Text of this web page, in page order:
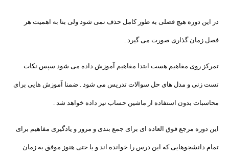
در این دوره هیچ فصلی به طور کامل حذف نمی شود ولی بنا به اهمیت هر
فصل زمان گذاری صورت می گیرد .
تمرکز روی مفاهیم هست ابتدا مفاهیم آموزش داده می شود سپس نکات
تست زنی و مدل های حل سوالات تدریس می شود . ضمنا آموزش هایی برای
محاسبات بدون استفاده از ماشین حساب نیز داده خواهد شد .
این دوره مرجع فوق العاده ای برای جمع بندی و مرور و یادگیری مفاهیم برای
تمام دانشجوهایی که این درس را خوانده اند و یا حتی هنوز موفق به زمان